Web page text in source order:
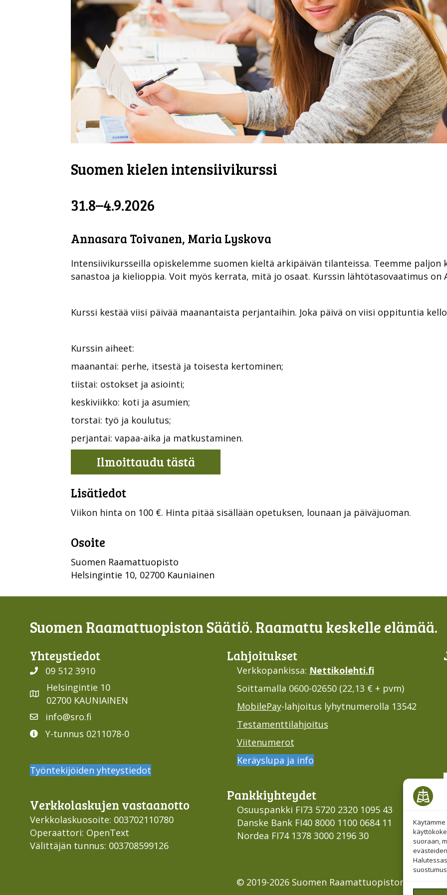
suoraan,
Suomen kielen intensiivikurssi
31.8–4.9.2026
Annasara Toivanen, Maria Lyskova
Intensiivikursseilla opiskelemme suomen kieltä arkipäivän tilanteissa. Teemme
sanastoa ja kielioppia. Voit myös kerrata, mitä jo osaat. Kurssin lähtötasovaatimus on
Kurssi kestää viisi päivää maanantaista perjantaihin. Joka päivä on viisi oppituntia kello
Kurssin aiheet:
maanantai: perhe, itsestä ja toisesta kertominen;
tiistai: ostokset ja asiointi;
keskiviikko: koti ja asumien;
torstai: työ ja koulutus;
perjantai: vapaa-aika ja matkustaminen.
Ilmoittaudu tästä
Lisätiedot
Viikon hinta on 100 €. Hinta pitää sisällään opetuksen, lounaan ja päiväjuoman.
Osoite
Suomen Raamattuopisto
Helsingintie 10, 02700 Kauniainen
Suomen Raamattuopiston Säätiö. Raamattu keskelle elämää.
Yhteys­tiedot
09 512 3910
Helsingintie 10
02700 KAUNIAINEN
info@sro.fi
Y-tunnus 0211078-0
Työntekijöiden yhteystiedot
Verkko­laskujen vastaan­otto
Verkkolaskuosoite: 003702110780
Operaattori: OpenText
Välittäjän tunnus: 003708599126
Lahjoi­tukset
Verkkopankissa: Nettikolehti.fi
Soittamalla 0600-02650 (22,13 € + pvm)
MobilePay-lahjoitus lyhytnumerolla 13542
Testamenttilahjoitus
Viitenumerot
Keräyslupa ja info
Pankki­yhteydet
Osuuspankki FI73 5720 2320 1095 43
Danske Bank FI40 8000 1100 0684 11
Nordea FI74 1378 3000 2196 30
© 2019-2026 Suomen Raamattuopiston Säätiö